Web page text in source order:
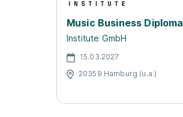
Music Business Diploma
Institute GmbH
15.03.2027
20359 Hamburg (u.a.)